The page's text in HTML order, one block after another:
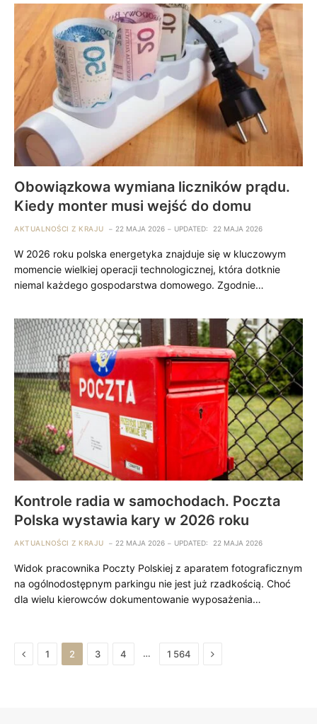
Obowiązkowa wymiana liczników prądu.
Kiedy monter musi wejść do domu
AKTUALNOŚCI Z KRAJU 22 MAJA 2026 UPDATED: 22 MAJA 2026
W 2026 roku polska energetyka znajduje się w kluczowym
momencie wielkiej operacji technologicznej, która dotknie
niemal każdego gospodarstwa domowego. Zgodnie…
Kontrole radia w samochodach. Poczta
Polska wystawia kary w 2026 roku
AKTUALNOŚCI Z KRAJU 22 MAJA 2026 UPDATED: 22 MAJA 2026
Widok pracownika Poczty Polskiej z aparatem fotograficznym
na ogólnodostępnym parkingu nie jest już rzadkością. Choć
dla wielu kierowców dokumentowanie wyposażenia…
Previous
1 2 3 4 … 1 564 Next